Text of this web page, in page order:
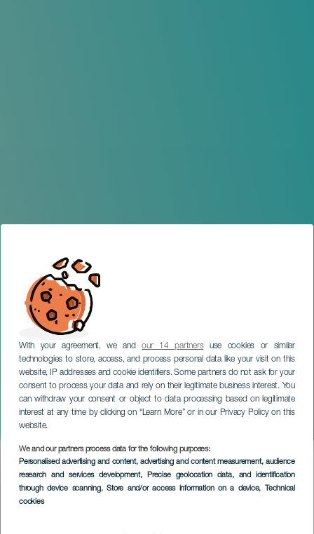
With your agreement, we andour 14 partnersuse cookies or similar
technologies to store, access, and process personal data like your visit on this
website, IP addresses and cookie identifiers. Some partners do not ask for your
consent to process your data and rely on their legitimate business interest. You
can withdraw your consent or object to data processing based on legitimate
interest at any time by clicking on “Learn More” or in our Privacy Policy on this
website.
We and our partners process data for the following purposes:
Personalised advertising and content, advertising and content measurement, audience
research and services development, Precise geolocation data, and identification
through device scanning, Store and/or access information on a device, Technical
cookies
Mogan tonhal és tengeri
vásár
GRAN CANARIA
Imagen
Listado